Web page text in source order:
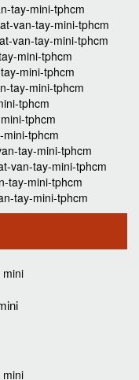
tay-mini-tphcm
van-tay-mini-tphcm
van-tay-mini-tphcm
mini-tphcm
mini-tphcm
tay-mini-tphcm
tphcm
tphcm
mini-tphcm
tay-mini-tphcm
van-tay-mini-tphcm
tay-mini-tphcm
tay-mini-tphcm